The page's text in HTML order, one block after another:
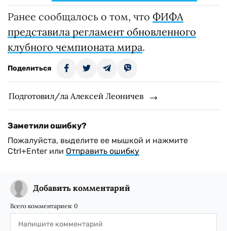
Ранее сообщалось о том, что ФИФА
представила регламент обновленного
клубного чемпионата мира.
Поделиться
Подготовил/ла Алексей Леоничев
Заметили ошибку?
Пожалуйста, выделите ее мышкой и нажмите
Ctrl+Enter или Отправить ошибку
Добавить комментарий
Всего комментариев: 0